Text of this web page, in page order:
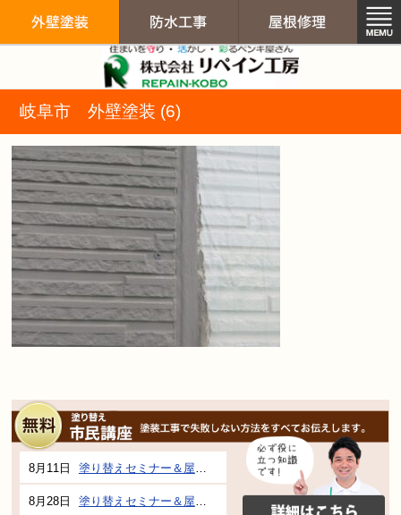
岐阜市 外壁塗装 (6)
8月11日 塗り替えセミナー＆屋根、外壁の塗り替え市民講座 inぎふメディアコスモス
8月28日 塗り替えセミナー＆屋根、外壁の塗り替え市民講座 inぎふメディアコスモス